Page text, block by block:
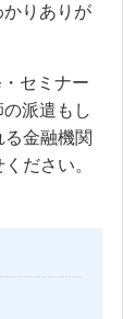
りありが
セミナー
派遣もし
金融機関
ださい。